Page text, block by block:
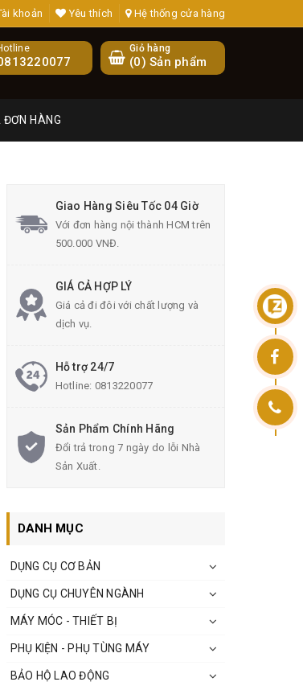
khoản Yêu thích Hệ thống cửa hàng
Giỏ hàng
(0) Sản phẩm
ĐƠN HÀNG
Giao Hàng Siêu Tốc 04 Giờ
Với đơn hàng nội thành HCM trên
500.000 VNĐ.
GIÁ CẢ HỢP LÝ
Giá cả đi đôi với chất lượng và
dịch vụ.
Hỗ trợ 24/7
Hotline: 0813220077
Sản Phẩm Chính Hãng
Đổi trả trong 7 ngày do lỗi Nhà
Sản Xuất.
DANH MỤC
DỤNG CỤ CƠ BẢN
DỤNG CỤ CHUYÊN NGÀNH
MÁY MÓC - THIẾT BỊ
PHỤ KIỆN - PHỤ TÙNG MÁY
BẢO HỘ LAO ĐỘNG